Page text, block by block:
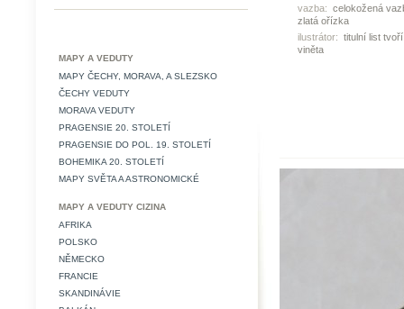
MAPY A VEDUTY
MAPY ČECHY, MORAVA, A SLEZSKO
ČECHY VEDUTY
MORAVA VEDUTY
PRAGENSIE 20. STOLETÍ
PRAGENSIE DO POL. 19. STOLETÍ
BOHEMIKA 20. STOLETÍ
MAPY SVĚTA A ASTRONOMICKÉ
MAPY A VEDUTY CIZINA
AFRIKA
POLSKO
NĚMECKO
FRANCIE
SKANDINÁVIE
vazba: celokožená
zlatá ořízka
ilustrátor: titulní list
viněta